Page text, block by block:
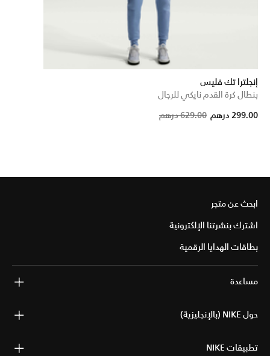
إنجلترا تك فليس
بنطال كرة القدم نايكي للرجال
Price
629.00 درهم 299.00 درهم
ابحث عن متجر
اشترك بنشرتنا الإلكترونية
بطاقات الهدايا الرقمية
مساعدة
حول NIKE (بالإنجليزية)
تطبيقات NIKE